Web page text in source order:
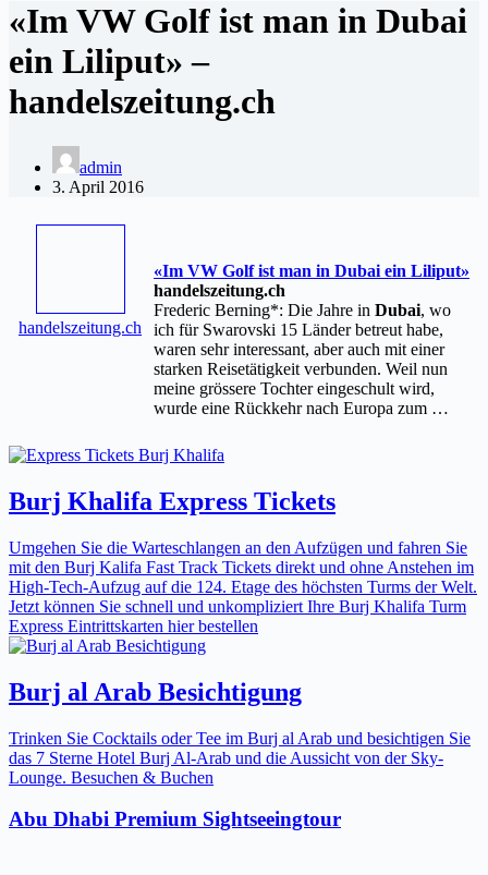
«Im VW Golf ist man in Dubai
ein Liliput» –
handelszeitung.ch
admin
3. April 2016
handelszeitung.ch
«Im VW Golf ist man in Dubai ein Liliput»
handelszeitung.ch
Frederic Berning*: Die Jahre in Dubai, wo
ich für Swarovski 15 Länder betreut habe,
waren sehr interessant, aber auch mit einer
starken Reisetätigkeit verbunden. Weil nun
meine grössere Tochter eingeschult wird,
wurde eine Rückkehr nach Europa zum …
Burj Khalifa Express Tickets
Umgehen Sie die Warteschlangen an den Aufzügen und fahren Sie
mit den Burj Kalifa Fast Track Tickets direkt und ohne Anstehen im
High-Tech-Aufzug auf die 124. Etage des höchsten Turms der Welt.
Jetzt können Sie schnell und unkompliziert Ihre Burj Khalifa Turm
Express Eintrittskarten hier bestellen
Burj al Arab Besichtigung
Trinken Sie Cocktails oder Tee im Burj al Arab und besichtigen Sie
das 7 Sterne Hotel Burj Al-Arab und die Aussicht von der Sky-
Lounge. Besuchen & Buchen
Abu Dhabi Premium Sightseeingtour